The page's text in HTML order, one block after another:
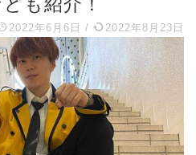
2022年6月6日 / 2022年8月23日